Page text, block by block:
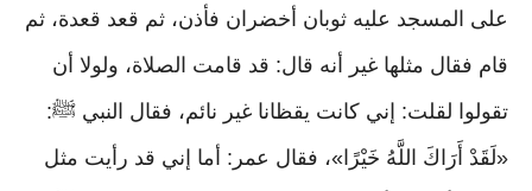
على المسجد عليه ثوبان أخضران فأذن، ثم قعد قعدة، ثم
قام فقال مثلها غير أنه قال: قد قامت الصلاة، ولولا أن
تقولوا لقلت: إني كانت يقظانا غير نائم، فقال النبي ﷺ:
«لَقَدْ أَرَاكَ اللَّهُ خَيْرًا»، فقال عمر: أما إني قد رأيت مثل